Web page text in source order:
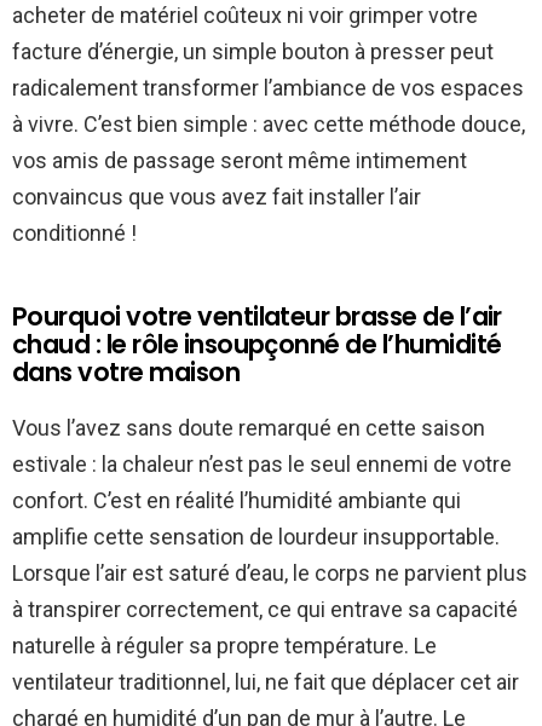
acheter de matériel coûteux ni voir grimper votre
facture d’énergie, un simple bouton à presser peut
radicalement transformer l’ambiance de vos espaces
à vivre. C’est bien simple : avec cette méthode douce,
vos amis de passage seront même intimement
convaincus que vous avez fait installer l’air
conditionné !
Pourquoi votre ventilateur brasse de l’air
chaud : le rôle insoupçonné de l’humidité
dans votre maison
Vous l’avez sans doute remarqué en cette saison
estivale : la chaleur n’est pas le seul ennemi de votre
confort. C’est en réalité l’humidité ambiante qui
amplifie cette sensation de lourdeur insupportable.
Lorsque l’air est saturé d’eau, le corps ne parvient plus
à transpirer correctement, ce qui entrave sa capacité
naturelle à réguler sa propre température. Le
ventilateur traditionnel, lui, ne fait que déplacer cet air
chargé en humidité d’un pan de mur à l’autre. Le